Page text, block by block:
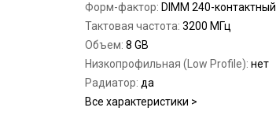
Форм-фактор: DIMM 240-контактный
Тактовая частота: 3200 МГц
Объем: 8 GB
Низкопрофильная (Low Profile): нет
Радиатор: да
Все характеристики >